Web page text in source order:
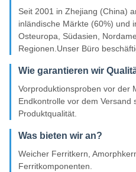
Seit 2001 in Zhejiang (China)
inländische Märkte (60%) und
Osteuropa, Südasien,
Regionen.Unser Büro
Wie garantieren wir
Vorproduktionsproben vor der
Endkontrolle vor dem Versand
Produktqualität.
Was bieten wir an?
Weicher Ferritkern,
Ferritkomponenten.